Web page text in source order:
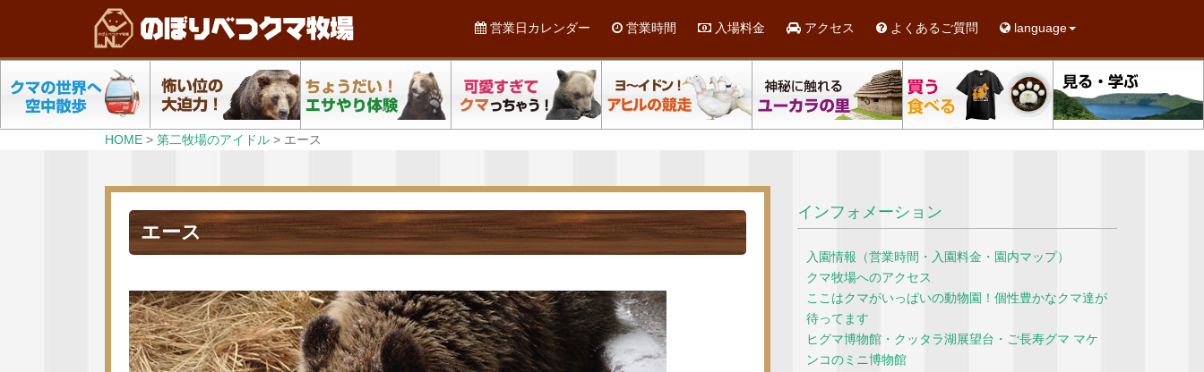
営業日カレンダー 営業時間 入場料金 アクセス よくあるご質問 language
HOME > 第二牧場のアイドル > エース
エース
インフォメーション
入園情報（営業時間・入園料金・園内マップ）
クマ牧場へのアクセス
ここはクマがいっぱいの動物園！個性豊かなクマ達が
待ってます
ヒグマ博物館・クッタラ湖展望台・ご長寿グマ マケ
ンコのミニ博物館